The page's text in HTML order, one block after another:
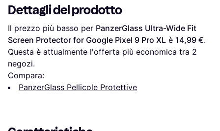
Dettagli del prodotto
Il prezzo più basso per PanzerGlass Ultra-Wide Fit
Screen Protector for Google Pixel 9 Pro XL è 14,99 €.
Questa è attualmente l'offerta più economica tra 2
negozi.
Compara:
PanzerGlass Pellicole Protettive